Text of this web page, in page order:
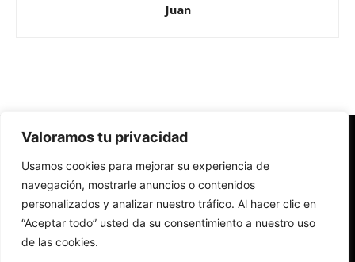
Valoramos tu privacidad
Usamos cookies para mejorar su experiencia de
navegación, mostrarle anuncios o contenidos
personalizados y analizar nuestro tráfico. Al hacer clic en
“Aceptar todo” usted da su consentimiento a nuestro uso
de las cookies.
Juan
Redes Cristianas
Una mirada alternativa sobre la Iglesia católica y la sociedad
- Colectivos de Redes Cristianas